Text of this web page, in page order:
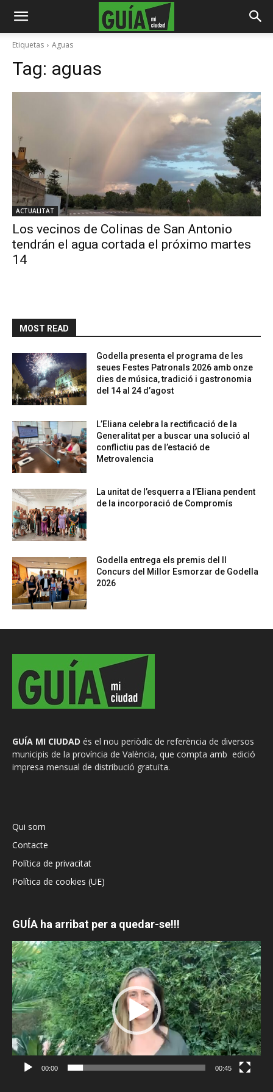
Etiquetas Aguas
Tag: aguas
ACTUALITAT
Los vecinos de Colinas de San Antonio
tendrán el agua cortada el próximo martes
14
MOST READ
Godella presenta el programa de les
seues Festes Patronals 2026 amb onze
dies de música, tradició i gastronomia
del 14 al 24 d’agost
L’Eliana celebra la rectificació de la
Generalitat per a buscar una solució al
conflictiu pas de l’estació de
Metrovalencia
La unitat de l’esquerra a l’Eliana pendent
de la incorporació de Compromís
Godella entrega els premis del II
Concurs del Millor Esmorzar de Godella
2026
GUÍA MI CIUDAD és el nou periòdic de referència de diversos
municipis de la província de València, que compta amb edició
impresa mensual de distribució gratuïta.
Qui som
Contacte
Política de privacitat
Política de cookies (UE)
GUÍA ha arribat per a quedar-se!!!
Reproductor
de
vídeo
00:00 00:45